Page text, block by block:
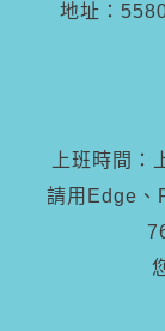
地址：
上班時間
請用Edge、